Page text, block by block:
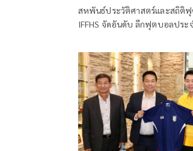
สหพันธ์ประวัติศาสตร์และสถิติ
IFFHS จัดอันดับ ลีกฟุตบอลประ
อันดับ 47 ของโลก และเป็นอันดับ